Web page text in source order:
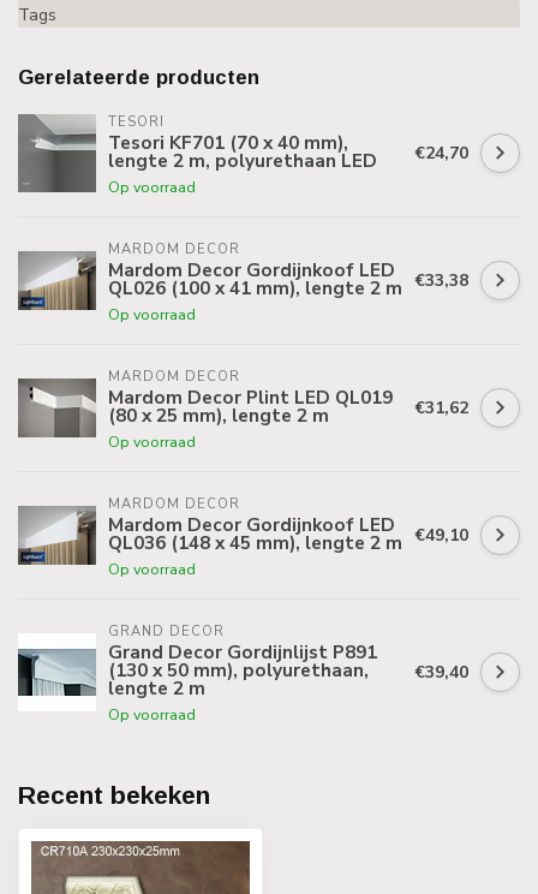
Tags
Gerelateerde producten
TESORI
Tesori KF701 (70 x 40 mm),
lengte 2 m, polyurethaan LED
Op voorraad
€24,70
MARDOM DECOR
Mardom Decor Gordijnkoof LED
QL026 (100 x 41 mm), lengte 2 m
Op voorraad
€33,38
MARDOM DECOR
Mardom Decor Plint LED QL019
(80 x 25 mm), lengte 2 m
Op voorraad
€31,62
MARDOM DECOR
Mardom Decor Gordijnkoof LED
QL036 (148 x 45 mm), lengte 2 m
Op voorraad
€49,10
GRAND DECOR
Grand Decor Gordijnlijst P891
(130 x 50 mm), polyurethaan,
lengte 2 m
Op voorraad
€39,40
Recent bekeken